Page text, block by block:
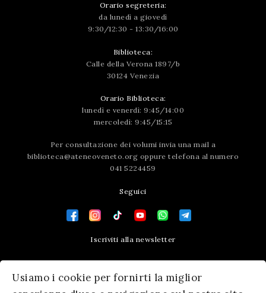
Usiamo i cookie per fornirti la miglior
Orario segreteria:
da lunedì a giovedì
9:30/12:30 - 13:30/16:00
Biblioteca:
Calle della Verona 1897/b
30124 Venezia
Orario Biblioteca:
lunedì e venerdì: 9:45/14:00
mercoledì: 9:45/15:15
Per consultazione dei volumi invia una mail a
biblioteca@ateneoveneto.org oppure telefona al numero
041 5224459
Seguici
Iscriviti alla newsletter
Contatti